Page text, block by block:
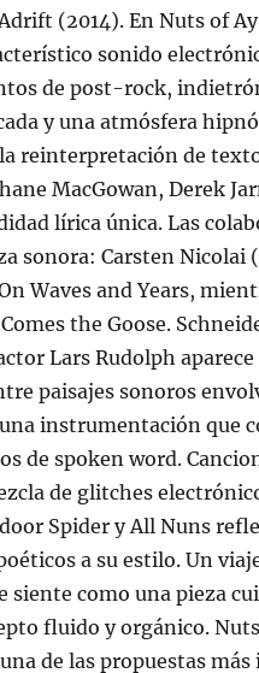
(2014). En Nuts of
sonido
de post-rock,
y una atmósfera
reinterpretación de
MacGowan, Derek
lírica única. Las
sonora: Carsten
Waves and Years,
the Goose.
Lars Rudolph
paisajes sonoros
instrumentación que
de spoken word.
de glitches
Spider y All Nuns
a su estilo. Un
siente como una pieza
fluido y orgánico.
de las propuestas